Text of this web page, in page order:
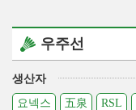
우주선
생산자
요넥스
五泉 RSL